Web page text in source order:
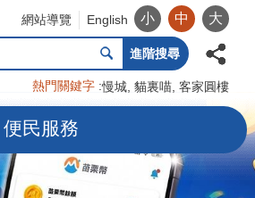
網站導覽 English 小 中 大
進階搜尋
熱門關鍵字 慢城 貓裏喵 客家圓樓
便民服務